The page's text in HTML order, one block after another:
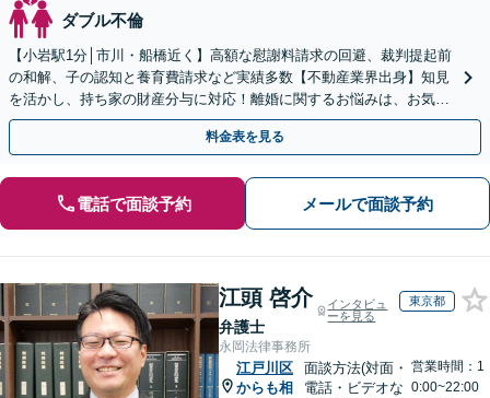
ダブル不倫
【小岩駅1分│市川・船橋近く】高額な慰謝料請求の回避、裁判提起前
の和解、子の認知と養育費請求など実績多数【不動産業界出身】知見
を活かし、持ち家の財産分与に対応！離婚に関するお悩みは、お気軽
にご相談ください【メディア出演】【早朝・夜間対応可】
料金表を見る
電話で面談予約 メールで面談予約
江頭 啓介
弁護士
インタビュ
ーを見る
東京都
永岡法律事務所
江戸川区
からも相
面談方法(対面・
電話・ビデオな
営業時間：1
0:00~22:00